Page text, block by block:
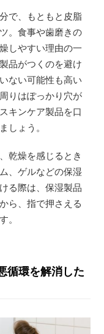
で、もともと皮脂
。食事や歯磨きの
しやすい理由の一
品がつくのを避け
ない可能性も高い
りはぽっかり穴が
キンケア製品を口
しょう。
乾燥を感じるとき
、ゲルなどの保湿
る際は、保湿製品
ら、指で押さえる
。
循環を解消した